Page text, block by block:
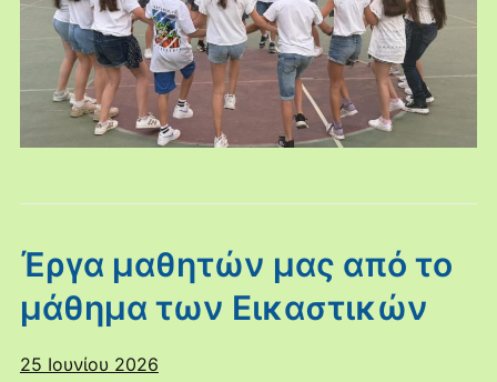
Έργα μαθητών μας από το
μάθημα των Εικαστικών
25 Ιουνίου 2026